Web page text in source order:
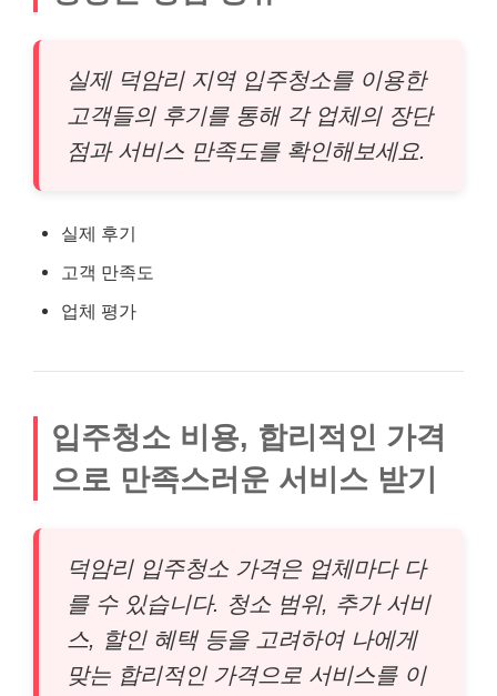
실제 덕암리 지역 입주청소를 이용한
고객들의 후기를 통해 각 업체의 장단
점과 서비스 만족도를 확인해보세요.
실제 후기
고객 만족도
업체 평가
입주청소 비용, 합리적인 가격
으로 만족스러운 서비스 받기
덕암리 입주청소 가격은 업체마다 다
를 수 있습니다. 청소 범위, 추가 서비
스, 할인 혜택 등을 고려하여 나에게
맞는 합리적인 가격으로 서비스를 이